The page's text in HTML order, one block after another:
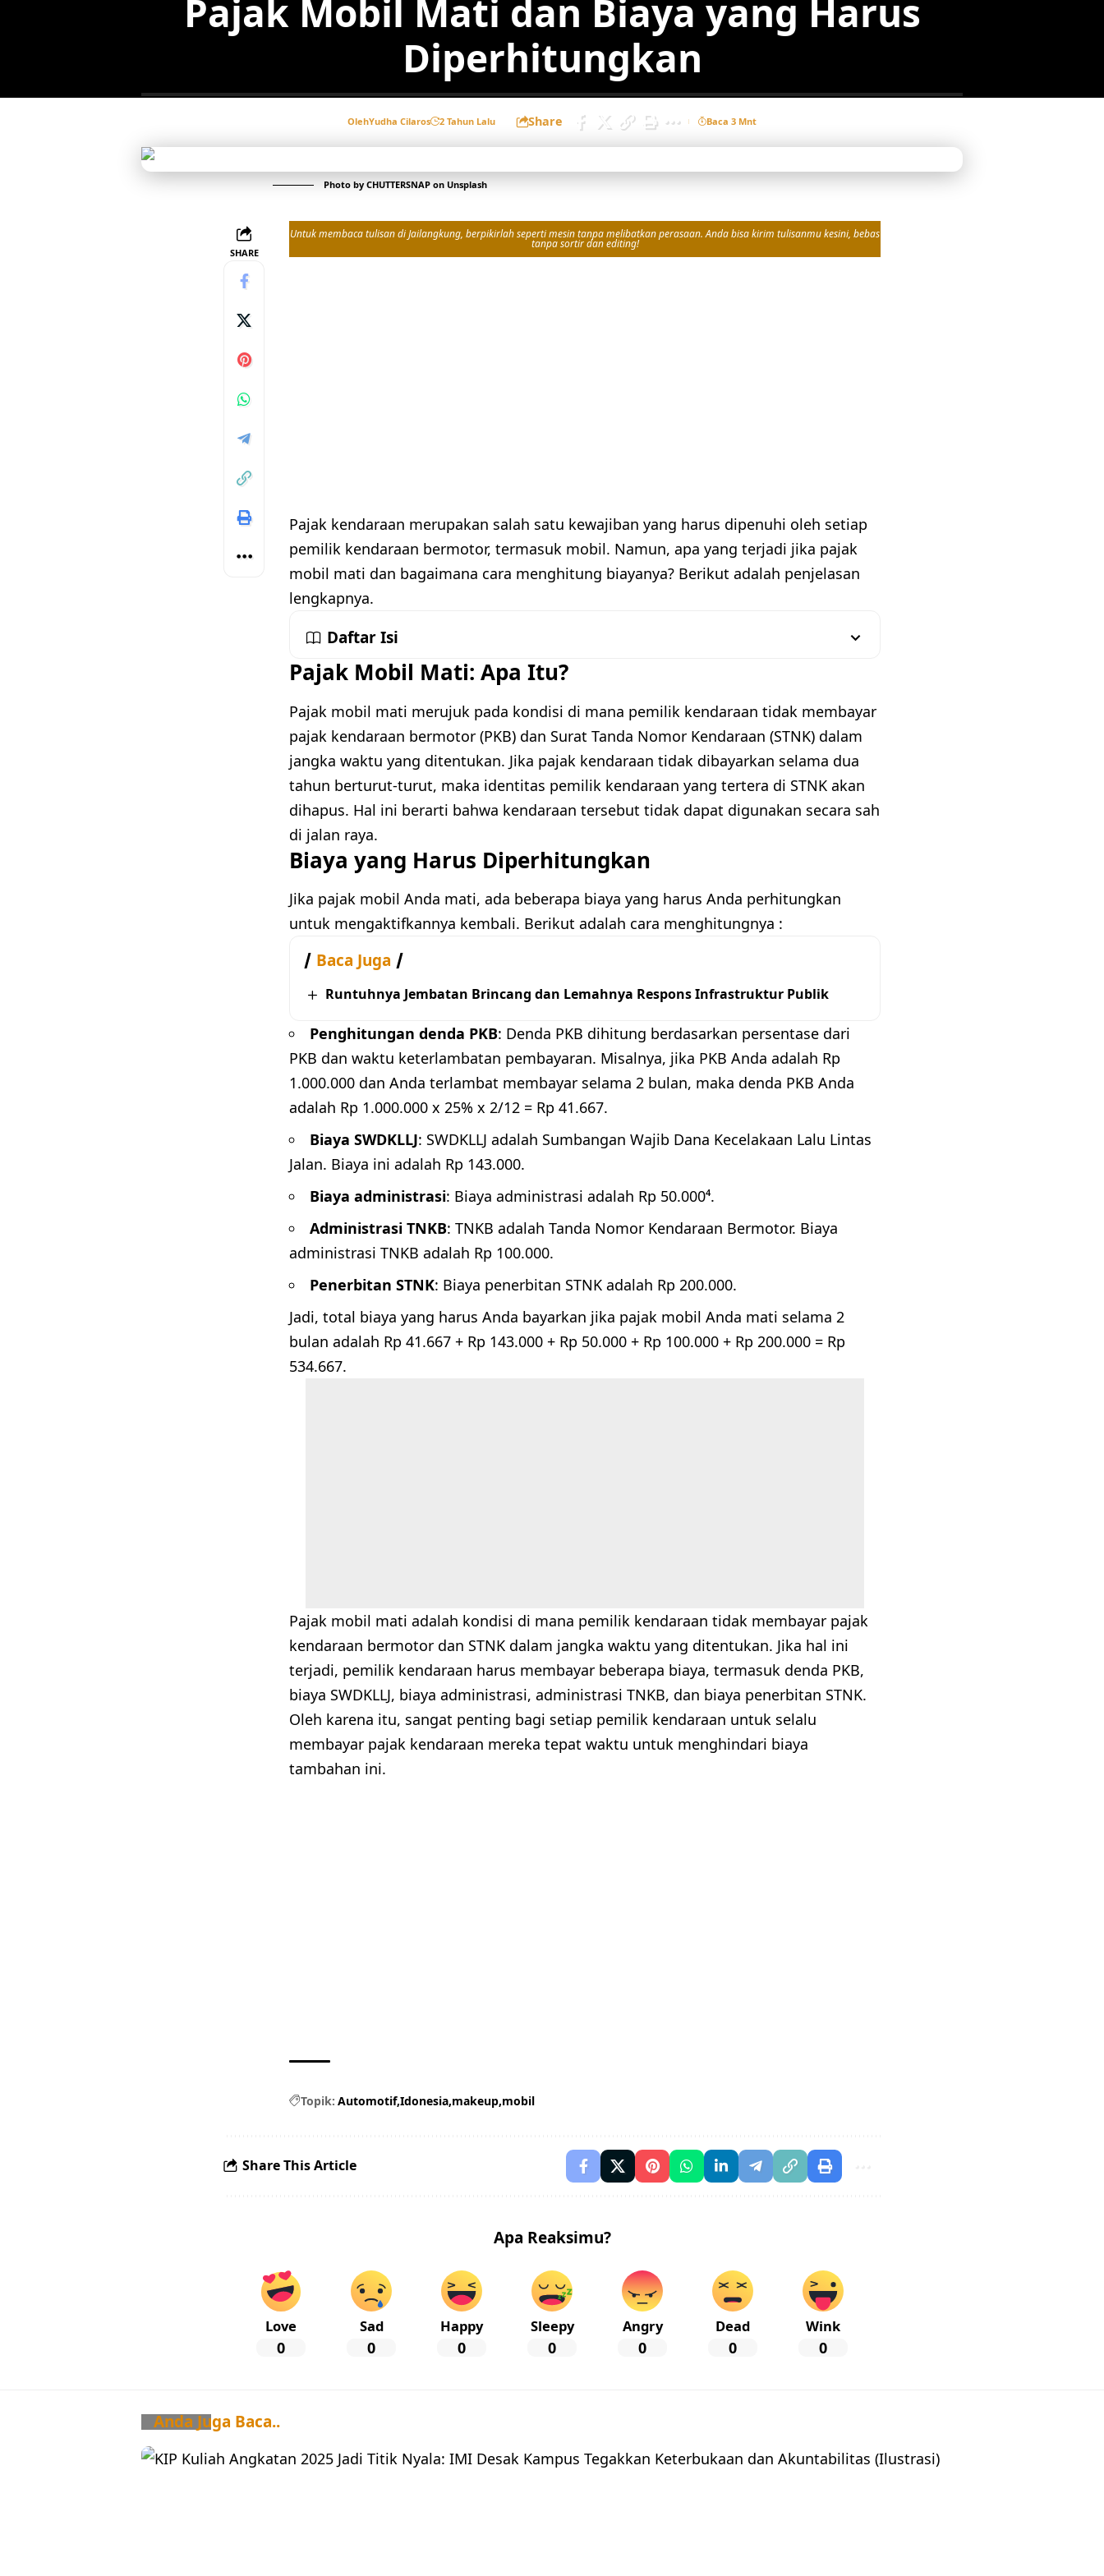
Pajak Mobil Mati dan Biaya yang Harus
Diperhitungkan
OlehYudha Cilaros 2 Tahun Lalu Share Baca 3 Mnt
Photo byCHUTTERSNAP on Unsplash
SHARE
Untuk membaca tulisan di Jailangkung, berpikirlah seperti mesin tanpa melibatkan perasaan. Anda bisa kirim tulisanmu kesini, bebas
tanpa sortir dan editing!
Pajak kendaraan merupakan salah satu kewajiban yang harus dipenuhi oleh setiap
pemilik kendaraan bermotor, termasuk mobil. Namun, apa yang terjadi jika pajak
mobil mati dan bagaimana cara menghitung biayanya? Berikut adalah penjelasan
lengkapnya.
Daftar Isi
Pajak Mobil Mati: Apa Itu?
Pajak mobil mati merujuk pada kondisi di mana pemilik kendaraan tidak membayar
pajak kendaraan bermotor (PKB) dan Surat Tanda Nomor Kendaraan (STNK) dalam
jangka waktu yang ditentukan. Jika pajak kendaraan tidak dibayarkan selama dua
tahun berturut-turut, maka identitas pemilik kendaraan yang tertera di STNK akan
dihapus. Hal ini berarti bahwa kendaraan tersebut tidak dapat digunakan secara sah
di jalan raya.
Biaya yang Harus Diperhitungkan
Jika pajak mobil Anda mati, ada beberapa biaya yang harus Anda perhitungkan
untuk mengaktifkannya kembali. Berikut adalah cara menghitungnya :
Baca Juga
Runtuhnya Jembatan Brincang dan Lemahnya Respons Infrastruktur Publik
Penghitungan denda PKB: Denda PKB dihitung berdasarkan persentase dari
PKB dan waktu keterlambatan pembayaran. Misalnya, jika PKB Anda adalah Rp
1.000.000 dan Anda terlambat membayar selama 2 bulan, maka denda PKB Anda
adalah Rp 1.000.000 x 25% x 2/12 = Rp 41.667.
Biaya SWDKLLJ: SWDKLLJ adalah Sumbangan Wajib Dana Kecelakaan Lalu Lintas
Jalan. Biaya ini adalah Rp 143.000.
Biaya administrasi: Biaya administrasi adalah Rp 50.000⁴.
Administrasi TNKB: TNKB adalah Tanda Nomor Kendaraan Bermotor. Biaya
administrasi TNKB adalah Rp 100.000.
Penerbitan STNK: Biaya penerbitan STNK adalah Rp 200.000.
Jadi, total biaya yang harus Anda bayarkan jika pajak mobil Anda mati selama 2
bulan adalah Rp 41.667 + Rp 143.000 + Rp 50.000 + Rp 100.000 + Rp 200.000 = Rp
534.667.
Pajak mobil mati adalah kondisi di mana pemilik kendaraan tidak membayar pajak
kendaraan bermotor dan STNK dalam jangka waktu yang ditentukan. Jika hal ini
terjadi, pemilik kendaraan harus membayar beberapa biaya, termasuk denda PKB,
biaya SWDKLLJ, biaya administrasi, administrasi TNKB, dan biaya penerbitan STNK.
Oleh karena itu, sangat penting bagi setiap pemilik kendaraan untuk selalu
membayar pajak kendaraan mereka tepat waktu untuk menghindari biaya
tambahan ini.
Topik: Automotif Idonesia makeup mobil
Share This Article
Apa Reaksimu?
Love
0
Sad
0
Happy
0
Sleepy
0
Angry
0
Dead
0
Wink
0
Anda Juga Baca..